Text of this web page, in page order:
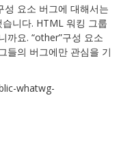
요소 버그에 대해서는
습니다. HTML 워킹 그룹
까요. “other”구성 요소
들의 버그에만 관심을 기
whatwg-